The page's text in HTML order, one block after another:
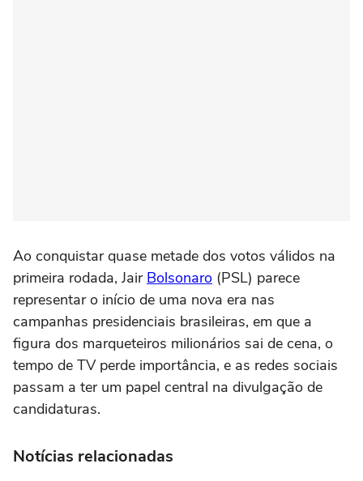
Ao conquistar quase metade dos votos válidos na
primeira rodada, Jair Bolsonaro (PSL) parece
representar o início de uma nova era nas
campanhas presidenciais brasileiras, em que a
figura dos marqueteiros milionários sai de cena, o
tempo de TV perde importância, e as redes sociais
passam a ter um papel central na divulgação de
candidaturas.
Notícias relacionadas